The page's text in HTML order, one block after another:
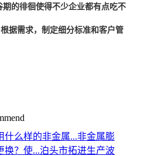
的徘徊使得不少企业都有点吃不
据需求，制定细分标准和客户管
什么样的非金属...非金属膨
换？使...泊头市拓进生产波